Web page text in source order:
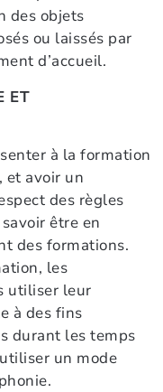
des objets
ou laissés par
d’accueil.
ET
à la formation
et avoir un
des règles
être en
des formations.
les
utiliser leur
à des fins
durant les temps
un mode